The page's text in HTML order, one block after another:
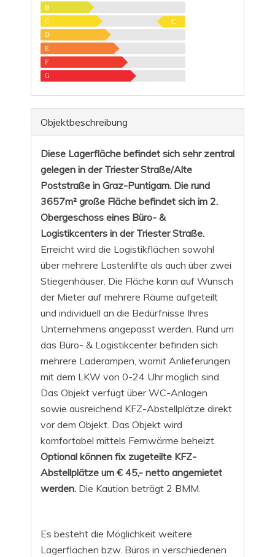
B
C
D
E
F
G
C
Objekt­beschreibung
Diese Lagerfläche befindet sich sehr zentral
gelegen in der Triester Straße/Alte
Poststraße in Graz-Puntigam. Die rund
3657m² große Fläche befindet sich im 2.
Obergeschoss eines Büro- &
Logistikcenters in der Triester Straße.
Erreicht wird die Logistikflächen sowohl
über mehrere Lastenlifte als auch über zwei
Stiegenhäuser. Die Fläche kann auf Wunsch
der Mieter auf mehrere Räume aufgeteilt
und individuell an die Bedürfnisse Ihres
Unternehmens angepasst werden. Rund um
das Büro- & Logistikcenter befinden sich
mehrere Laderampen, womit Anlieferungen
mit dem LKW von 0-24 Uhr möglich sind.
Das Objekt verfügt über WC-Anlagen
sowie ausreichend KFZ-Abstellplätze direkt
vor dem Objekt. Das Objekt wird
komfortabel mittels Fernwärme beheizt.
Optional können fix zugeteilte KFZ-
Abstellplätze um € 45,- netto angemietet
werden. Die Kaution beträgt 2 BMM.
Es besteht die Möglichkeit weitere
Lagerflächen bzw. Büros in verschiedenen